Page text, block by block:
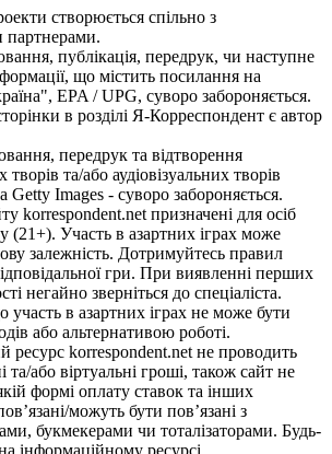
створюється спільно з
партнерами.
публікація, передрук, чи наступне
що містить посилання на
EPA / UPG, суворо забороняється.
в розділі Я-Корреспондент є автор
передрук та відтворення
та/або аудіовізуальних творів
Getty Images - суворо забороняється.
korrespondent.net призначені для осіб
(21+). Участь в азартних іграх може
залежність. Дотримуйтесь правил
гри. При виявленні перших
негайно зверніться до спеціаліста.
участь в азартних іграх не може бути
або альтернативою роботі.
ресурс korrespondent.net не проводить
та/або віртуальні гроші, також сайт не
формі оплату ставок та інших
можуть бути пов’язані з
букмекерами чи тоталізаторами. Будь-
інформаційному ресурсі